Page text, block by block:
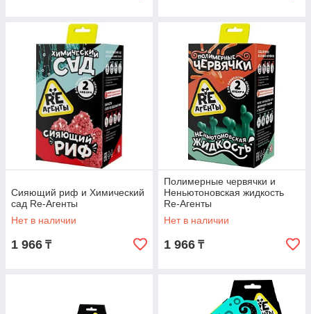
Сияющий риф и Химический
сад Re-Агенты
Нет в наличии
1 966 ₸
Полимерные червячки и
Неньютоновская жидкость
Re-Агенты
Нет в наличии
1 966 ₸